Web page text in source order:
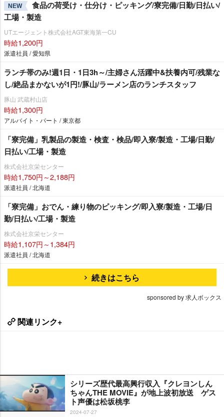
NEW
食品の荷受け・仕分け・ピッキング/寮完備/日勤/日払い/
工場・製造
UTエージェント株式会社AGT東海第一CU
時給1,200円
派遣社員 / 愛知県
ランチ帯のみ!週1日・1日3h～/主婦さん活躍中&扶養内可/残業な
し/絶品まかないが1円!/豚山/ラーメン店のランチスタッフ
豚山 武蔵村山店
時給1,300円
アルバイト・パート / 東京都
「寮完備」乳製品の製造・検査・検品/即入寮/製造・工場/日勤/
日払い/工場・製造
株式会社京栄センター
時給1,750円～2,188円
派遣社員 / 北海道
「寮完備」おでん・練り物のピッキング/即入寮/製造・工場/日
勤/日払い/工場・製造
株式会社京栄センター
時給1,107円～1,384円
派遣社員 / 北海道
続きはこちら
sponsored by 求人ボックス
関連リンク+
シリーズ歴代最高興行収入『クレヨンしん
ちゃんTHE MOVIE』が地上波初放送 ゲス
ト声優は松坂桃李
2024-07-27